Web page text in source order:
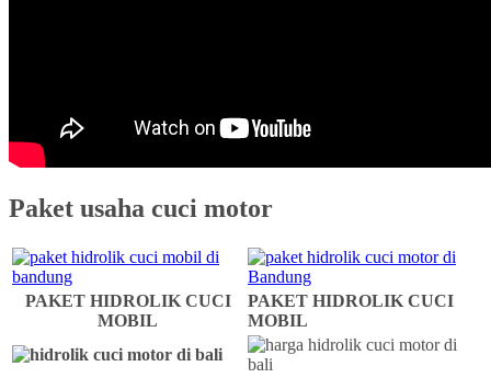
Paket usaha cuci motor
PAKET HIDROLIK CUCI
MOBIL
PAKET HIDROLIK CUCI
MOBIL